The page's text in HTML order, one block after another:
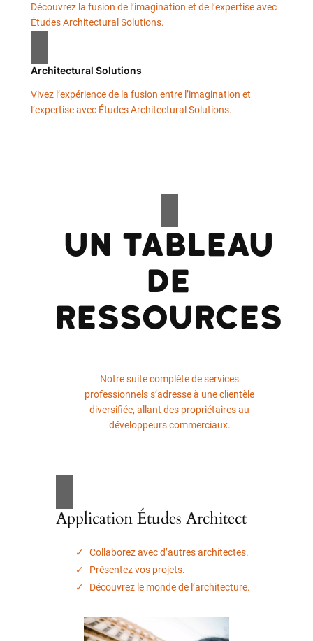
Découvrez la fusion de l’imagination et de l’expertise avec
Études Architectural Solutions.
Architectural Solutions
Vivez l’expérience de la fusion entre l’imagination et
l’expertise avec Études Architectural Solutions.
Un tableau
de
ressources
Notre suite complète de services
professionnels s’adresse à une clientèle
diversifiée, allant des propriétaires au
développeurs commerciaux.
Application Études Architect
Collaborez avec d’autres architectes.
Présentez vos projets.
Découvrez le monde de l’architecture.